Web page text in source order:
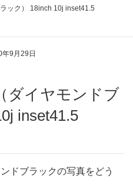
ック） 18inch 10j inset41.5
9月29日
inset41.5
ドブラックの写真をどう